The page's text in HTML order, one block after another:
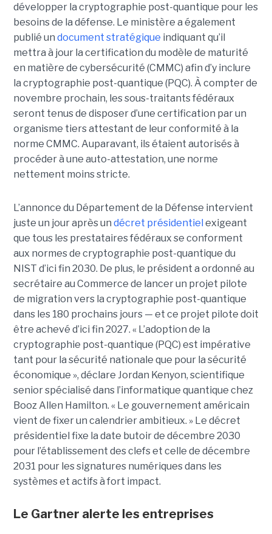
développer la cryptographie post-quantique pour les
besoins de la défense. Le ministère a également
publié un document stratégique indiquant qu’il
mettra à jour la certification du modèle de maturité
en matière de cybersécurité (CMMC) afin d’y inclure
la cryptographie post-quantique (PQC). À compter de
novembre prochain, les sous-traitants fédéraux
seront tenus de disposer d’une certification par un
organisme tiers attestant de leur conformité à la
norme CMMC. Auparavant, ils étaient autorisés à
procéder à une auto-attestation, une norme
nettement moins stricte.
L’annonce du Département de la Défense intervient
juste un jour après un décret présidentiel exigeant
que tous les prestataires fédéraux se conforment
aux normes de cryptographie post-quantique du
NIST d’ici fin 2030. De plus, le président a ordonné au
secrétaire au Commerce de lancer un projet pilote
de migration vers la cryptographie post-quantique
dans les 180 prochains jours — et ce projet pilote doit
être achevé d’ici fin 2027. « L’adoption de la
cryptographie post-quantique (PQC) est impérative
tant pour la sécurité nationale que pour la sécurité
économique », déclare Jordan Kenyon, scientifique
senior spécialisé dans l’informatique quantique chez
Booz Allen Hamilton. « Le gouvernement américain
vient de fixer un calendrier ambitieux. » Le décret
présidentiel fixe la date butoir de décembre 2030
pour l’établissement des clefs et celle de décembre
2031 pour les signatures numériques dans les
systèmes et actifs à fort impact.
Le Gartner alerte les entreprises